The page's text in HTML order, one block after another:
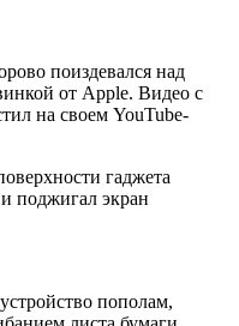
поиздевался над
от Apple. Видео с
на своем YouTube-
гаджета
поджигал экран
пополам,